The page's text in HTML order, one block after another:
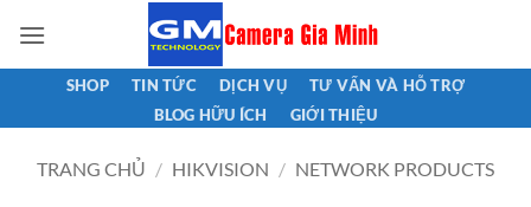
qua
nội
SHOP TIN TỨC DỊCH VỤ
TƯ VẤN VÀ HỖ TRỢ
BLOG HỮU ÍCH
GIỚI THIỆU
TRANG CHỦ / HIKVISION / NETWORK PRODUCTS